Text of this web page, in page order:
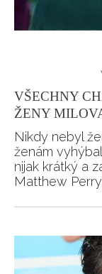
REDAKCE
VŠECHNY
ŽENY
Nikdy nebyl
ženám
nijak krátký a
Matthew